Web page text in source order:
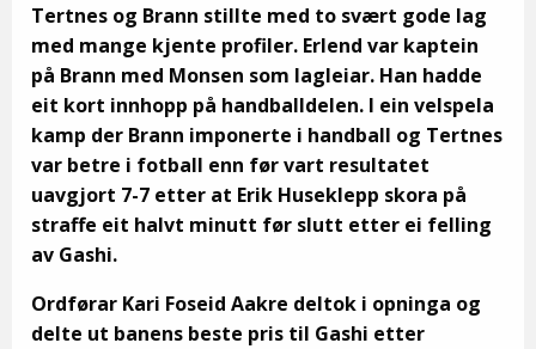
Tertnes og Brann stillte med to svært gode lag
med mange kjente profiler. Erlend var kaptein
på Brann med Monsen som lagleiar. Han hadde
eit kort innhopp på handballdelen. I ein velspela
kamp der Brann imponerte i handball og Tertnes
var betre i fotball enn før vart resultatet
uavgjort 7-7 etter at Erik Huseklepp skora på
straffe eit halvt minutt før slutt etter ei felling
av Gashi.
Ordførar Kari Foseid Aakre deltok i opninga og
delte ut banens beste pris til Gashi etter